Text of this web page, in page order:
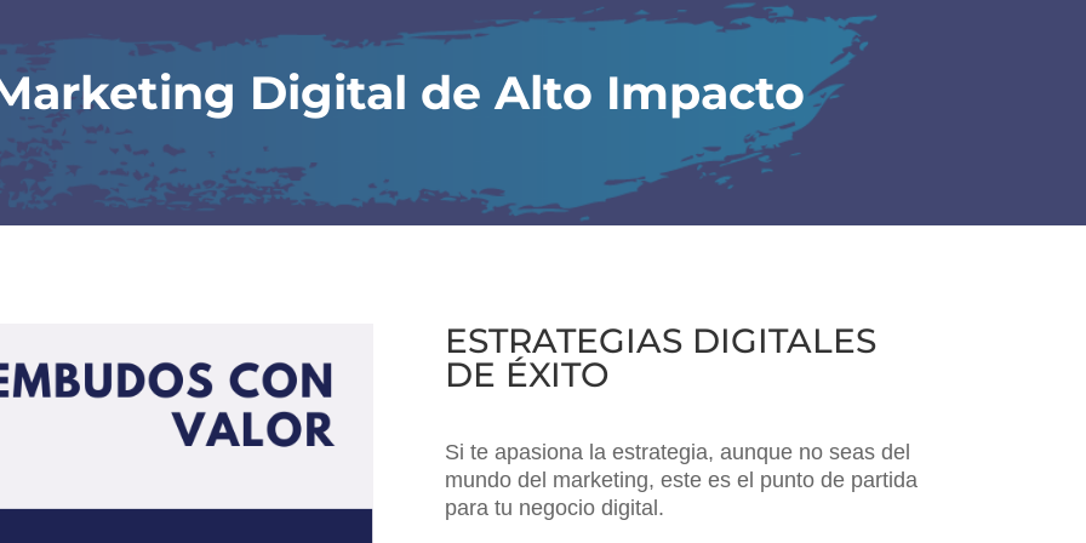
Digital de Alto Impacto
ESTRATEGIAS DIGITALES
DE ÉXITO
Si te apasiona la estrategia, aunque no seas del
mundo del marketing, este es el punto de partida
para tu negocio digital.